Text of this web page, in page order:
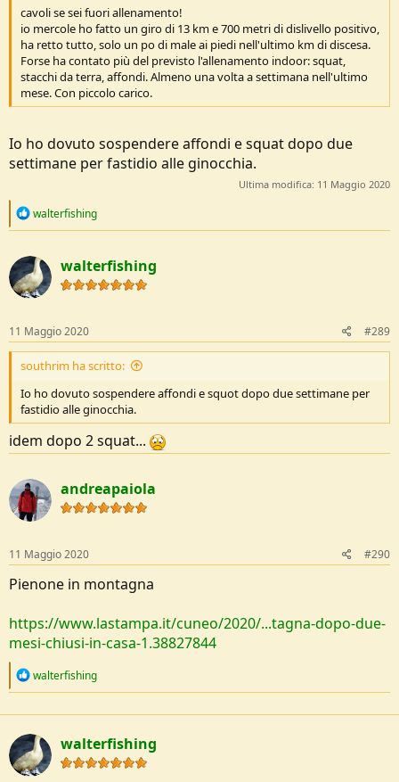
cavoli se sei fuori allenamento!
io mercole ho fatto un giro di 13 km e 700 metri di dislivello positivo,
ha retto tutto, solo un po di male ai piedi nell'ultimo km di discesa.
Forse ha contato più del previsto l'allenamento indoor: squat,
stacchi da terra, affondi. Almeno una volta a settimana nell'ultimo
mese. Con piccolo carico.
Io ho dovuto sospendere affondi e squat dopo due
settimane per fastidio alle ginocchia.
Ultima modifica: 11 Maggio 2020
R
c
t
i
o
s
:
walterfishing
walterfishing
11 Maggio 2020 #289
southrim ha scritto:
Io ho dovuto sospendere affondi e squot dopo due settimane per
fastidio alle ginocchia.
idem dopo 2 squat...
andreapaiola
11 Maggio 2020 #290
Pienone in montagna
https://www.lastampa.it/cuneo/2020/...tagna-dopo-due-
mesi-chiusi-in-casa-1.38827844
R
c
t
i
o
n
walterfishing
walterfishing